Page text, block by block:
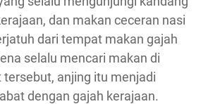
dan makan ceceran nasi
dari tempat makan gajah
selalu mencari makan di
anjing itu menjadi
dengan gajah kerajaan.